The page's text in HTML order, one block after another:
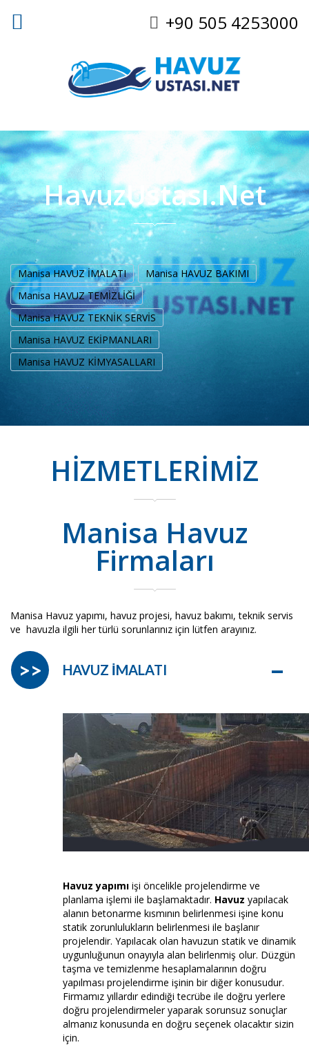
+90 505 4253000
HavuzUstası.Net
Manisa HAVUZ İMALATI
Manisa HAVUZ BAKIMI
Manisa HAVUZ TEMİZLİĞİ
Manisa HAVUZ TEKNİK SERVİS
Manisa HAVUZ EKİPMANLARI
Manisa HAVUZ KİMYASALLARI
HİZMETLERİMİZ
Manisa Havuz
Firmaları
Manisa Havuz yapımı, havuz projesi, havuz bakımı, teknik servis
ve havuzla ilgili her türlü sorunlarınız için lütfen arayınız.
HAVUZ İMALATI –
>>
Havuz yapımı işi öncelikle projelendirme ve
planlama işlemi ile başlamaktadır. Havuz yapılacak
alanın betonarme kısmının belirlenmesi işine konu
statik zorunlulukların belirlenmesi ile başlanır
projelendir. Yapılacak olan havuzun statik ve dinamik
uygunluğunun onayıyla alan belirlenmiş olur. Düzgün
taşma ve temizlenme hesaplamalarının doğru
yapılması projelendirme işinin bir diğer konusudur.
Firmamız yıllardır edindiği tecrübe ile doğru yerlere
doğru projelendirmeler yaparak sorunsuz sonuçlar
almanız konusunda en doğru seçenek olacaktır sizin
için.